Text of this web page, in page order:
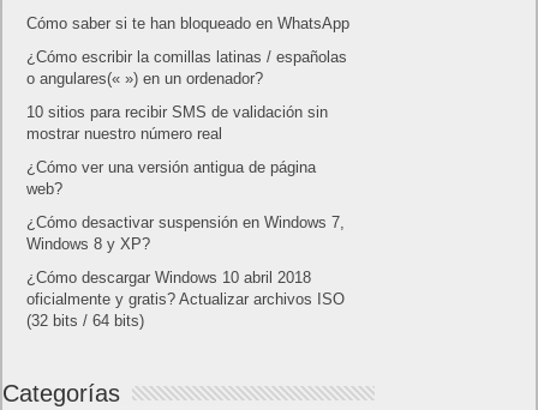
Cómo saber si te han bloqueado en WhatsApp
¿Cómo escribir la comillas latinas / españolas
o angulares(« ») en un ordenador?
10 sitios para recibir SMS de validación sin
mostrar nuestro número real
¿Cómo ver una versión antigua de página
web?
¿Cómo desactivar suspensión en Windows 7,
Windows 8 y XP?
¿Cómo descargar Windows 10 abril 2018
oficialmente y gratis? Actualizar archivos ISO
(32 bits / 64 bits)
Categorías